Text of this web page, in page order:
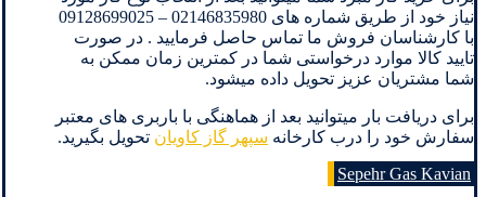
نیاز خود از طریق شماره های 02146835980 – 09128699025
با کارشناسان فروش ما تماس حاصل فرمایید . در صورت
تایید کالا موارد درخواستی شما در کمترین زمان ممکن به
شما مشتریان عزیز تحویل داده میشود.
برای دریافت بار میتوانید بعد از هماهنگی با باربری های معتبر
سفارش خود را درب کارخانه سپهر گاز کاویان تحویل بگیرید.
Sepehr Gas Kavian